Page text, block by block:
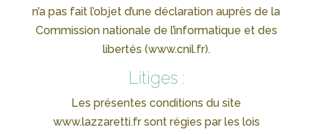
n’a pas fait l’objet d’une déclaration auprès de la
Commission nationale de l’informatique et des
libertés (www.cnil.fr).
Litiges :
Les présentes conditions du site
www.lazzaretti.fr sont régies par les lois